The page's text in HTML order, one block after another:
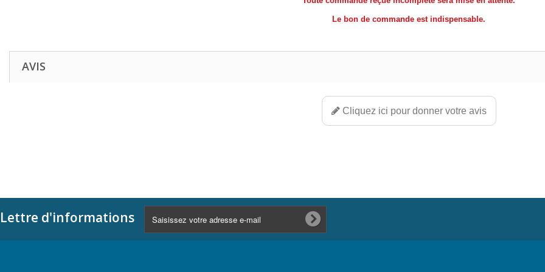
Le bon de commande est indispensable.
AVIS
Cliquez ici pour donner votre avis
Lettre d'informations